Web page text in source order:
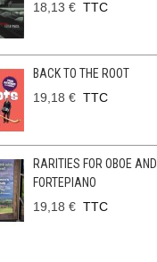
18,13 € TTC
BACK TO THE ROOT
19,18 € TTC
RARITIES FOR OBOE AND
FORTEPIANO
19,18 € TTC